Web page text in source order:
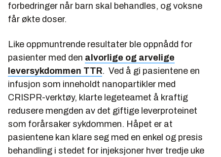
forbedringer når barn skal behandles, og voksne
får økte doser.
Like oppmuntrende resultater ble oppnådd for
pasienter med den alvorlige og arvelige
leversykdommen TTR. Ved å gi pasientene en
infusjon som inneholdt nanopartikler med
CRISPR-verktøy, klarte legeteamet å kraftig
redusere mengden av det giftige leverproteinet
som forårsaker sykdommen. Håpet er at
pasientene kan klare seg med en enkel og presis
behandling i stedet for injeksjoner hver tredje uke